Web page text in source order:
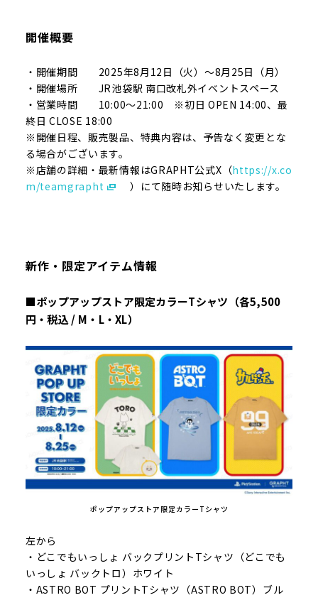
開催概要
・開催期間 2025年8月12日（火）～8月25日（月）
・開催場所 JR池袋駅 南口改札外イベントスペース
・営業時間 10:00～21:00 ※初日 OPEN 14:00、最
終日 CLOSE 18:00
※開催日程、販売製品、特典内容は、予告なく変更とな
る場合がございます。
※店舗の詳細・最新情報はGRAPHT公式X（https://x.co
m/teamgrapht
）にて随時お知らせいたします。
新作・限定アイテム情報
■ポップアップストア限定カラーTシャツ（各5,500
円・税込 / M・L・XL）
ポップアップストア限定カラーTシャツ
左から
・どこでもいっしょ バックプリントTシャツ（どこでも
いっしょ バックトロ）ホワイト
・ASTRO BOT プリントTシャツ（ASTRO BOT）ブル